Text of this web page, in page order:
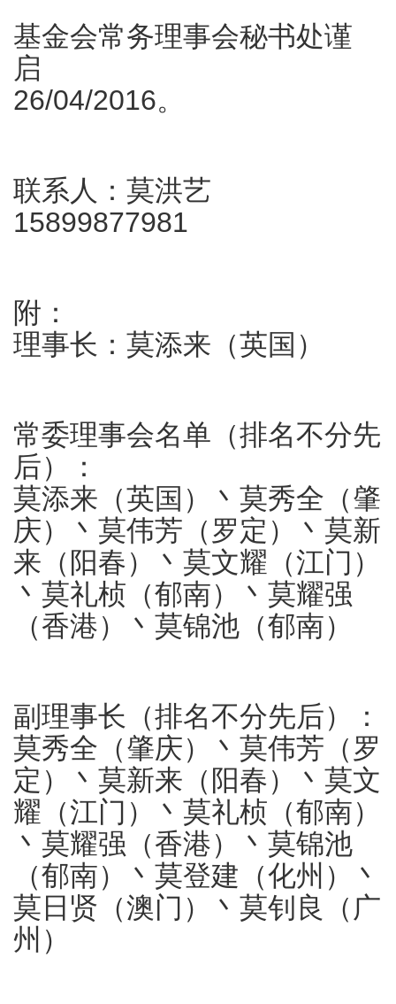
基金会常务理事会秘书处谨
启
26/04/2016。
联系人：莫洪艺
15899877981
附：
理事长：莫添来（英国）
常委理事会名单（排名不分先
后）：
莫添来（英国）丶莫秀全（肇
庆）丶莫伟芳（罗定）丶莫新
来（阳春）丶莫文耀（江门）
丶莫礼桢（郁南）丶莫耀强
（香港）丶莫锦池（郁南）
副理事长（排名不分先后）：
莫秀全（肇庆）丶莫伟芳（罗
定）丶莫新来（阳春）丶莫文
耀（江门）丶莫礼桢（郁南）
丶莫耀强（香港）丶莫锦池
（郁南）丶莫登建（化州）丶
莫日贤（澳门）丶莫钊良（广
州）